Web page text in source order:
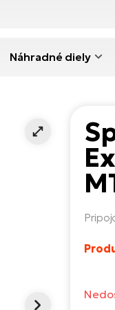
Náhradné diely